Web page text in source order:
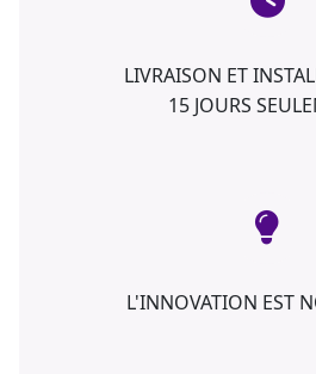
LIVRAISON ET
15 JOURS
L'INNOVATION EST